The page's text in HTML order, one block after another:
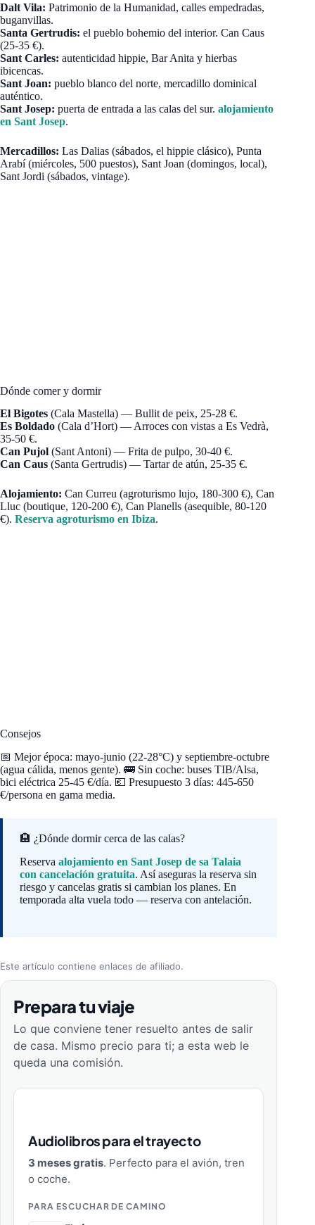
Dalt Vila: Patrimonio de la Humanidad, calles empedradas,
buganvillas.
Santa Gertrudis: el pueblo bohemio del interior. Can Caus
(25-35 €).
Sant Carles: autenticidad hippie, Bar Anita y hierbas
ibicencas.
Sant Joan: pueblo blanco del norte, mercadillo dominical
auténtico.
Sant Josep: puerta de entrada a las calas del sur. alojamiento
en Sant Josep.
Mercadillos: Las Dalias (sábados, el hippie clásico), Punta
Arabí (miércoles, 500 puestos), Sant Joan (domingos, local),
Sant Jordi (sábados, vintage).
Dónde comer y dormir
El Bigotes (Cala Mastella) — Bullit de peix, 25-28 €.
Es Boldado (Cala d’Hort) — Arroces con vistas a Es Vedrà,
35-50 €.
Can Pujol (Sant Antoni) — Frita de pulpo, 30-40 €.
Can Caus (Santa Gertrudis) — Tartar de atún, 25-35 €.
Alojamiento: Can Curreu (agroturismo lujo, 180-300 €), Can
Lluc (boutique, 120-200 €), Can Planells (asequible, 80-120
€). Reserva agroturismo en Ibiza.
Consejos
📅 Mejor época: mayo-junio (22-28°C) y septiembre-octubre
(agua cálida, menos gente). 🚌 Sin coche: buses TIB/Alsa,
bici eléctrica 25-45 €/día. 💶 Presupuesto 3 días: 445-650
€/persona en gama media.
🏨 ¿Dónde dormir cerca de las calas?
Reserva alojamiento en Sant Josep de sa Talaia
con cancelación gratuita. Así aseguras la reserva sin
riesgo y cancelas gratis si cambian los planes. En
temporada alta vuela todo — reserva con antelación.
Este artículo contiene enlaces de afiliado.
Prepara tu viaje
Lo que conviene tener resuelto antes de salir
de casa. Mismo precio para ti; a esta web le
queda una comisión.
Audiolibros para el trayecto
3 meses gratis. Perfecto para el avión, tren
o coche.
PARA ESCUCHAR DE CAMINO